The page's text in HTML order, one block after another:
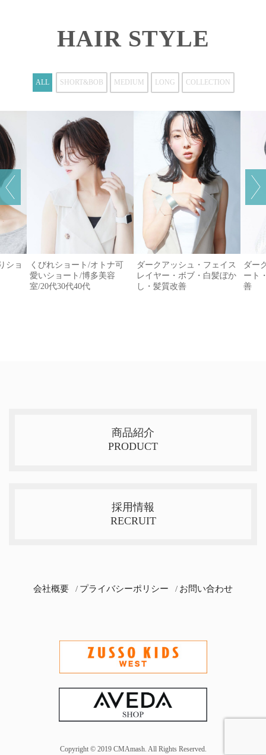
HAIR STYLE
ALL SHORT&BOB MEDIUM LONG COLLECTION
ショ
くびれショート/オトナ可
愛いショート/博多美容
室/20代30代40代
ダークアッシュ・フェイス
レイヤー・ボブ・白髪ぼか
し・髪質改善
ダー
ート
善
商品紹介
PRODUCT
採用情報
RECRUIT
会社概要 プライバシーポリシー お問い合わせ
Copyright © 2019 CMAmash. All Rights Reserved.